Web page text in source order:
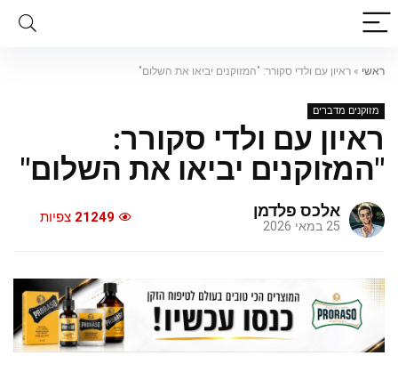
ראשי » ראיון עם ולדי סקורר: "המזוקנים יביאו את השלום"
מזוקנים מדברים
ראיון עם ולדי סקורר:
"המזוקנים יביאו את השלום"
אלכס פלדמן
25 במאי 2026
21249 צפיות